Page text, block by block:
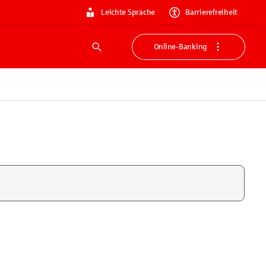
Leichte Sprache Barrierefreiheit
Suche
Online-Banking